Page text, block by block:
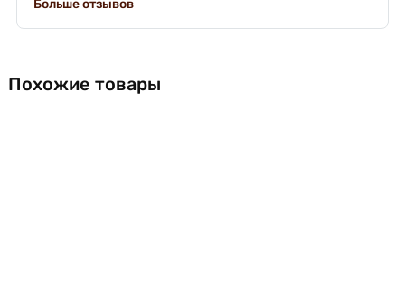
Больше отзывов
Похожие товары